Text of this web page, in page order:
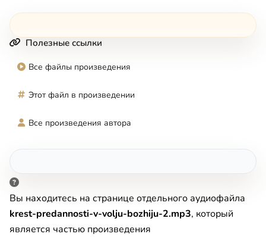
Полезные ссылки
Все файлы произведения
Этот файл в произведении
Все произведения автора
Вы находитесь на странице отдельного аудиофайла
krest-predannosti-v-volju-bozhiju-2.mp3, который
является частью произведения